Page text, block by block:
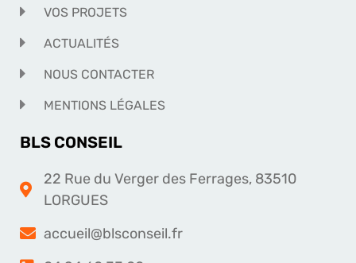
VOS PROJETS
ACTUALITÉS
NOUS CONTACTER
MENTIONS LÉGALES
BLS CONSEIL
22 Rue du Verger des Ferrages, 83510
LORGUES
accueil@blsconseil.fr